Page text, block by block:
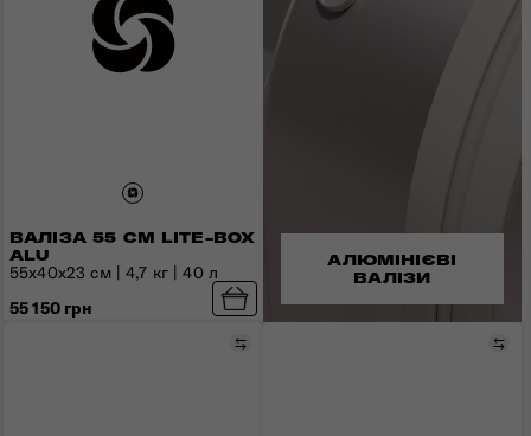
ВАЛІЗА 55 СМ LITE-BOX
ALU
55x40x23 см | 4,7 кг | 40 л
55 150 грн
Порівняти
АЛЮМІНІЄВІ
ВАЛІЗИ